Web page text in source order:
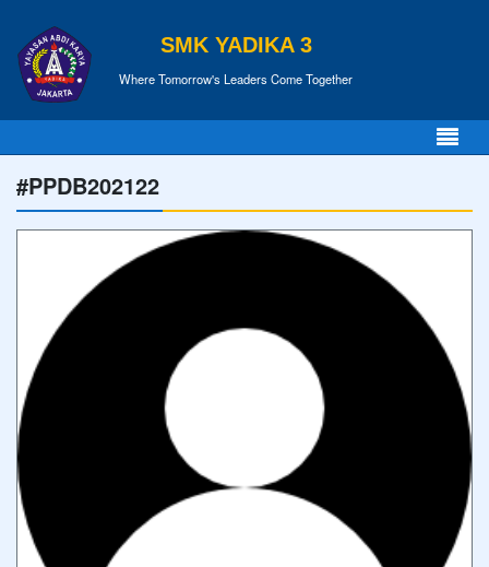
SMK YADIKA 3
Where Tomorrow's Leaders Come Together
#PPDB202122